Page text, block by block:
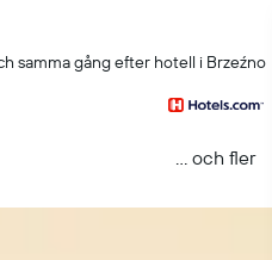
samma gång efter hotell i Brzeźno
... och fler